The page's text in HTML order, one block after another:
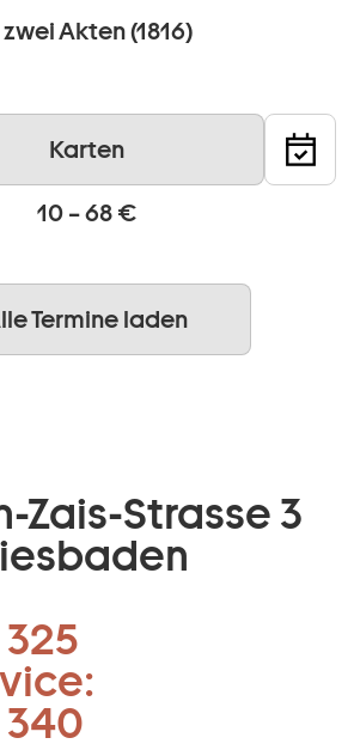
Akten (1816)
Karten
10 – 68 €
Termine laden
Zais-Strasse 3
325
340